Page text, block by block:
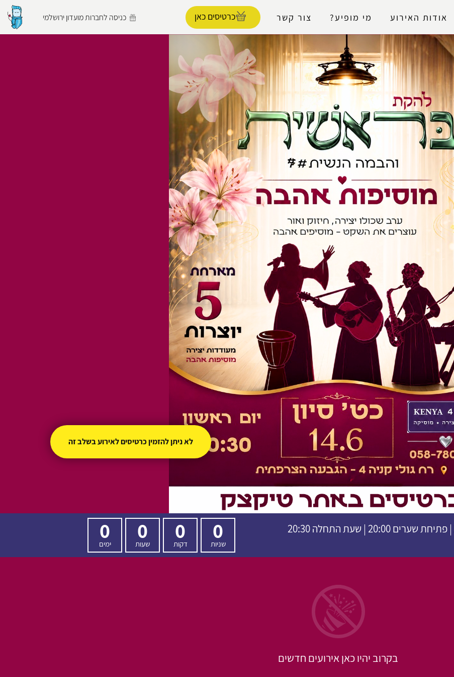
אודות האירוע מי מופיע? צור קשר כרטיסים כאן כניסה לחברות מועדון ירושלמי
0
שניות
0
דקות
0
שעות
0
ימים
בקרוב יהיו כאן אירועים חדשים
לא ניתן להזמין כרטיסים לאירוע בשלב זה